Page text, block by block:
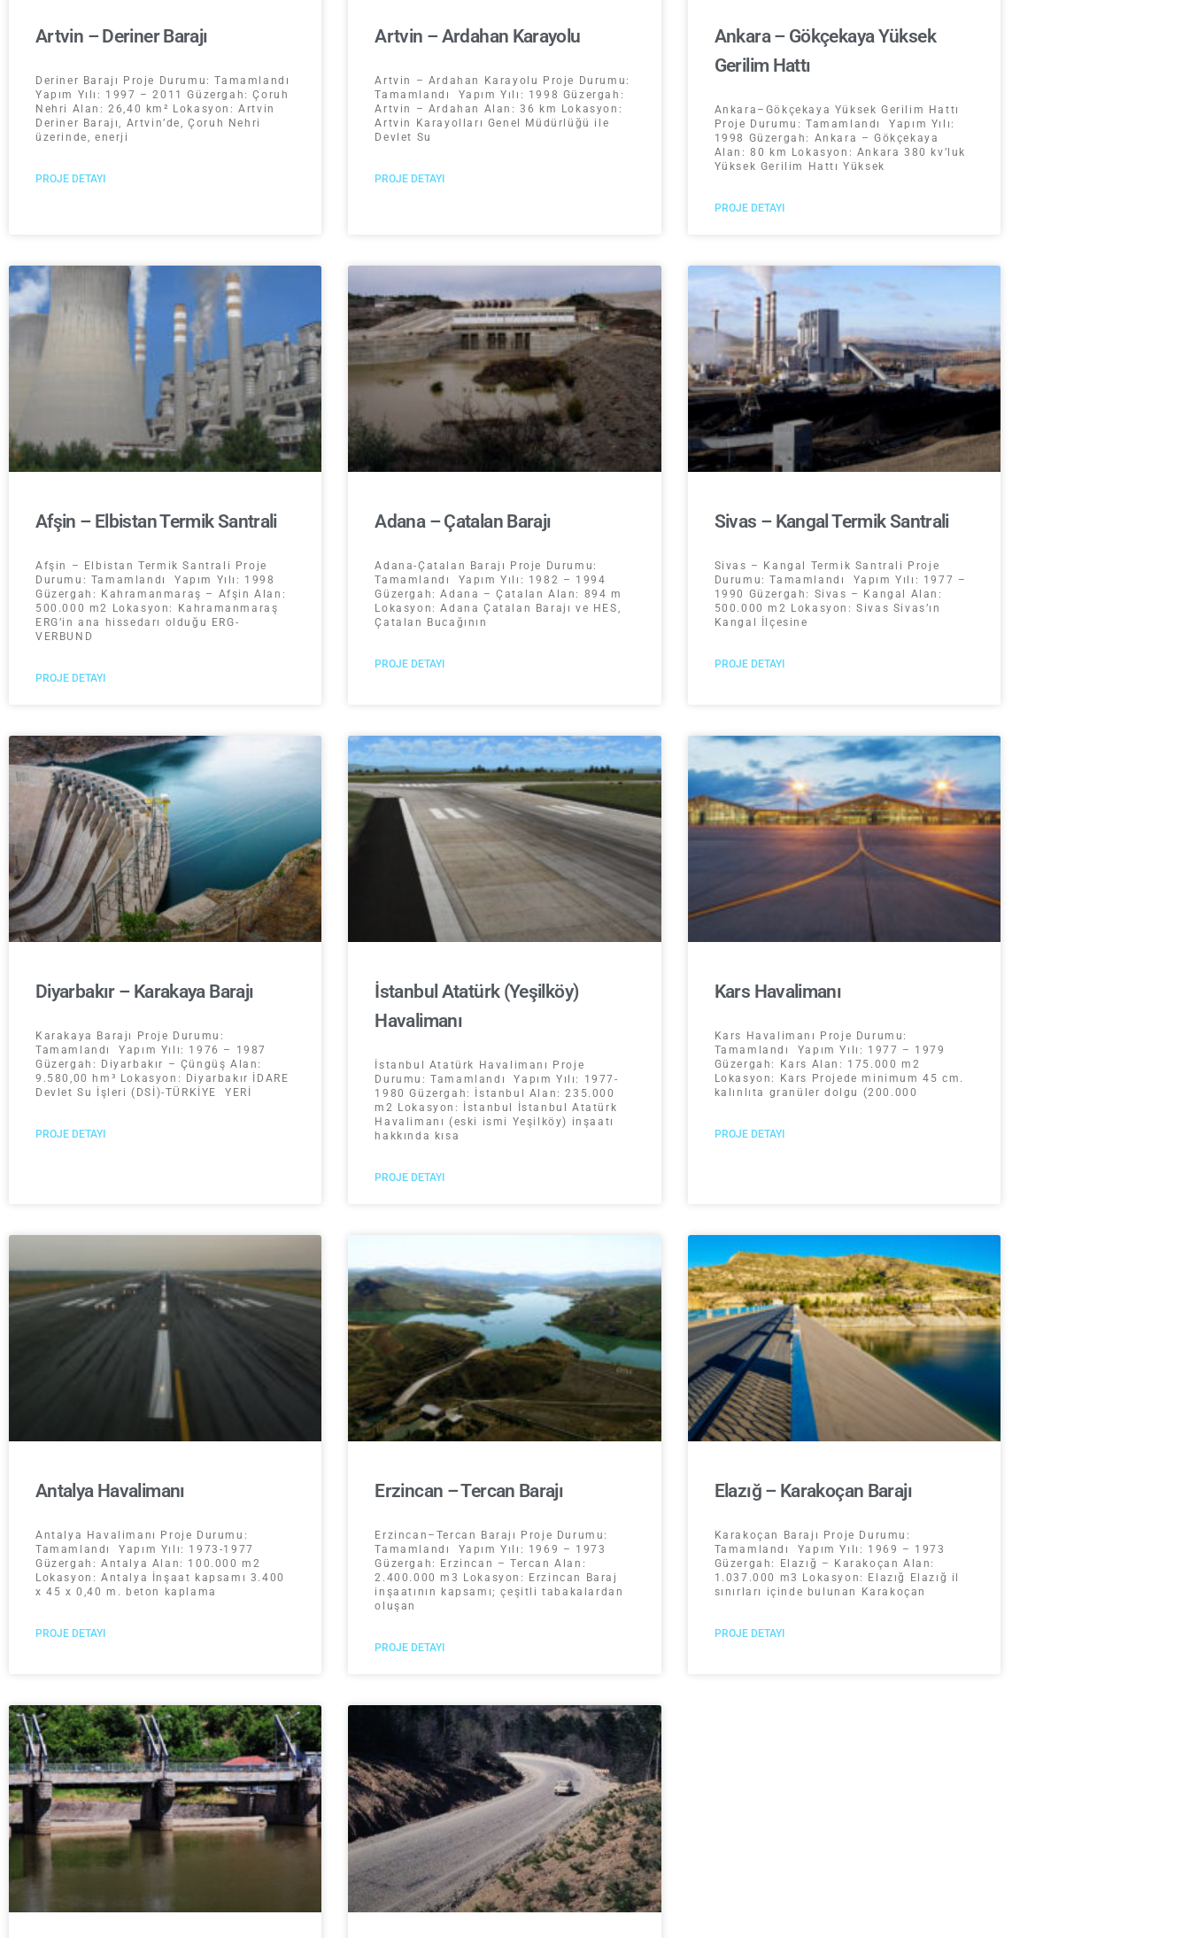
Artvin – Deriner Barajı
Deriner Barajı Proje Durumu: Tamamlandı
Yapım Yılı: 1997 – 2011 Güzergah: Çoruh
Nehri Alan: 26,40 km² Lokasyon: Artvin
Deriner Barajı, Artvin’de, Çoruh Nehri
üzerinde, enerji
PROJE DETAYI
Artvin – Ardahan Karayolu
Artvin – Ardahan Karayolu Proje Durumu:
Tamamlandı Yapım Yılı: 1998 Güzergah:
Artvin – Ardahan Alan: 36 km Lokasyon:
Artvin Karayolları Genel Müdürlüğü ile
Devlet Su
PROJE DETAYI
Ankara – Gökçekaya Yüksek
Gerilim Hattı
Ankara–Gökçekaya Yüksek Gerilim Hattı
Proje Durumu: Tamamlandı Yapım Yılı:
1998 Güzergah: Ankara – Gökçekaya
Alan: 80 km Lokasyon: Ankara 380 kv’luk
Yüksek Gerilim Hattı Yüksek
PROJE DETAYI
Afşin – Elbistan Termik Santrali
Afşin – Elbistan Termik Santrali Proje
Durumu: Tamamlandı Yapım Yılı: 1998
Güzergah: Kahramanmaraş – Afşin Alan:
500.000 m2 Lokasyon: Kahramanmaraş
ERG’in ana hissedarı olduğu ERG-
VERBUND
PROJE DETAYI
Adana – Çatalan Barajı
Adana-Çatalan Barajı Proje Durumu:
Tamamlandı Yapım Yılı: 1982 – 1994
Güzergah: Adana – Çatalan Alan: 894 m
Lokasyon: Adana Çatalan Barajı ve HES,
Çatalan Bucağının
PROJE DETAYI
Sivas – Kangal Termik Santrali
Sivas – Kangal Termik Santrali Proje
Durumu: Tamamlandı Yapım Yılı: 1977 –
1990 Güzergah: Sivas – Kangal Alan:
500.000 m2 Lokasyon: Sivas Sivas’ın
Kangal İlçesine
PROJE DETAYI
Diyarbakır – Karakaya Barajı
Karakaya Barajı Proje Durumu:
Tamamlandı Yapım Yılı: 1976 – 1987
Güzergah: Diyarbakır – Çüngüş Alan:
9.580,00 hm³ Lokasyon: Diyarbakır İDARE
Devlet Su İşleri (DSİ)-TÜRKİYE YERİ
PROJE DETAYI
İstanbul Atatürk (Yeşilköy)
Havalimanı
İstanbul Atatürk Havalimanı Proje
Durumu: Tamamlandı Yapım Yılı: 1977-
1980 Güzergah: İstanbul Alan: 235.000
m2 Lokasyon: İstanbul İstanbul Atatürk
Havalimanı (eski ismi Yeşilköy) inşaatı
hakkında kısa
PROJE DETAYI
Kars Havalimanı
Kars Havalimanı Proje Durumu:
Tamamlandı Yapım Yılı: 1977 – 1979
Güzergah: Kars Alan: 175.000 m2
Lokasyon: Kars Projede minimum 45 cm.
kalınlıta granüler dolgu (200.000
PROJE DETAYI
Antalya Havalimanı
Antalya Havalimanı Proje Durumu:
Tamamlandı Yapım Yılı: 1973-1977
Güzergah: Antalya Alan: 100.000 m2
Lokasyon: Antalya İnşaat kapsamı 3.400
x 45 x 0,40 m. beton kaplama
PROJE DETAYI
Erzincan – Tercan Barajı
Erzincan–Tercan Barajı Proje Durumu:
Tamamlandı Yapım Yılı: 1969 – 1973
Güzergah: Erzincan – Tercan Alan:
2.400.000 m3 Lokasyon: Erzincan Baraj
inşaatının kapsamı; çeşitli tabakalardan
oluşan
PROJE DETAYI
Elazığ – Karakoçan Barajı
Karakoçan Barajı Proje Durumu:
Tamamlandı Yapım Yılı: 1969 – 1973
Güzergah: Elazığ – Karakoçan Alan:
1.037.000 m3 Lokasyon: Elazığ Elazığ il
sınırları içinde bulunan Karakoçan
PROJE DETAYI